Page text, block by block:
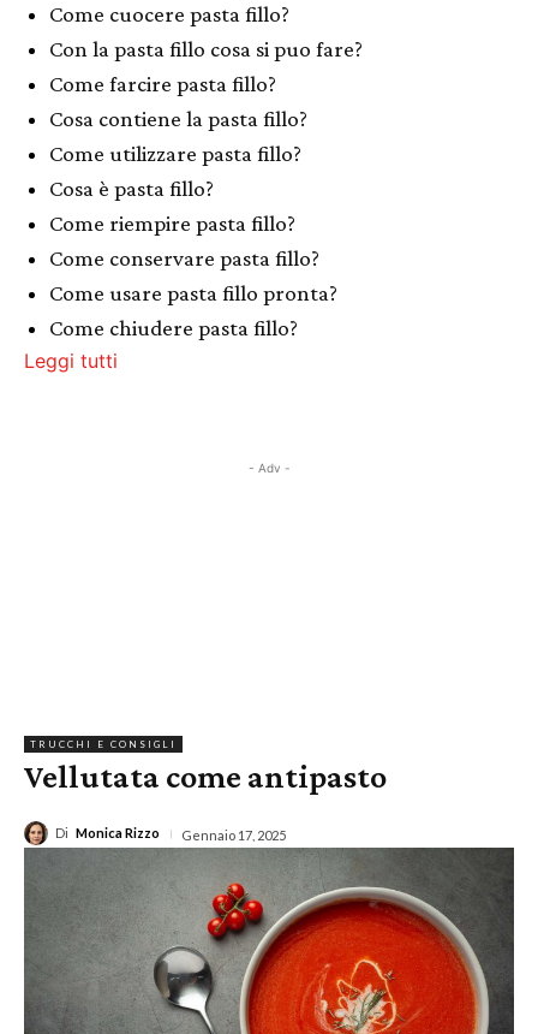
Come cuocere pasta fillo?
Con la pasta fillo cosa si puo fare?
Come farcire pasta fillo?
Cosa contiene la pasta fillo?
Come utilizzare pasta fillo?
Cosa è pasta fillo?
Come riempire pasta fillo?
Come conservare pasta fillo?
Come usare pasta fillo pronta?
Come chiudere pasta fillo?
Leggi tutti
- Adv -